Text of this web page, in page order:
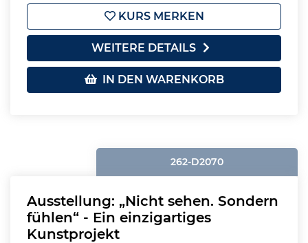
KURS MERKEN
WEITERE DETAILS
IN DEN WARENKORB
262-D2070
Ausstellung: „Nicht sehen. Sondern
fühlen“ - Ein einzigartiges
Kunstprojekt